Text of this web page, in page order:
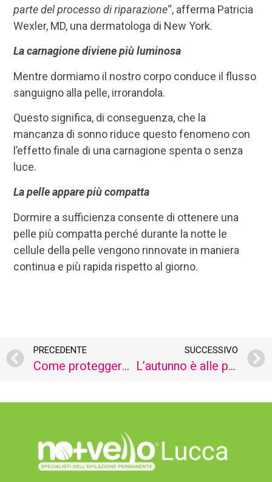
parte del processo di riparazione“, afferma Patricia
Wexler, MD, una dermatologa di New York.
La carnagione diviene più luminosa
Mentre dormiamo il nostro corpo conduce il flusso
sanguigno alla pelle, irrorandola.
Questo significa, di conseguenza, che la
mancanza di sonno riduce questo fenomeno con
l’effetto finale di una carnagione spenta o senza
luce.
La pelle appare più compatta
Dormire a sufficienza consente di ottenere una
pelle più compatta perché durante la notte le
cellule della pelle vengono rinnovate in maniera
continua e più rapida rispetto al giorno.
PRECEDENTE
Come proteggere la pelle dall’uso della mascherina.
SUCCESSIVO
L’autunno è alle porte: ecco come affrontarlo al meglio